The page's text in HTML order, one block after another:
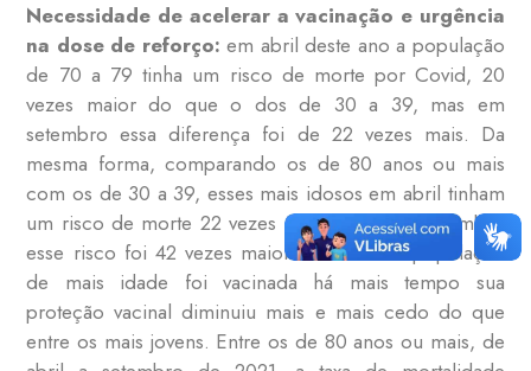
Necessidade de acelerar a vacinação e urgência
na dose de reforço: em abril deste ano a população
de 70 a 79 tinha um risco de morte por Covid, 20
vezes maior do que o dos de 30 a 39, mas em
setembro essa diferença foi de 22 vezes mais. Da
mesma forma, comparando os de 80 anos ou mais
com os de 30 a 39, esses mais idosos em abril tinham
um risco de morte 22 vezes maior, mas em setembro
esse risco foi 42 vezes maior. Como essa população
de mais idade foi vacinada há mais tempo sua
proteção vacinal diminuiu mais e mais cedo do que
entre os mais jovens. Entre os de 80 anos ou mais, de